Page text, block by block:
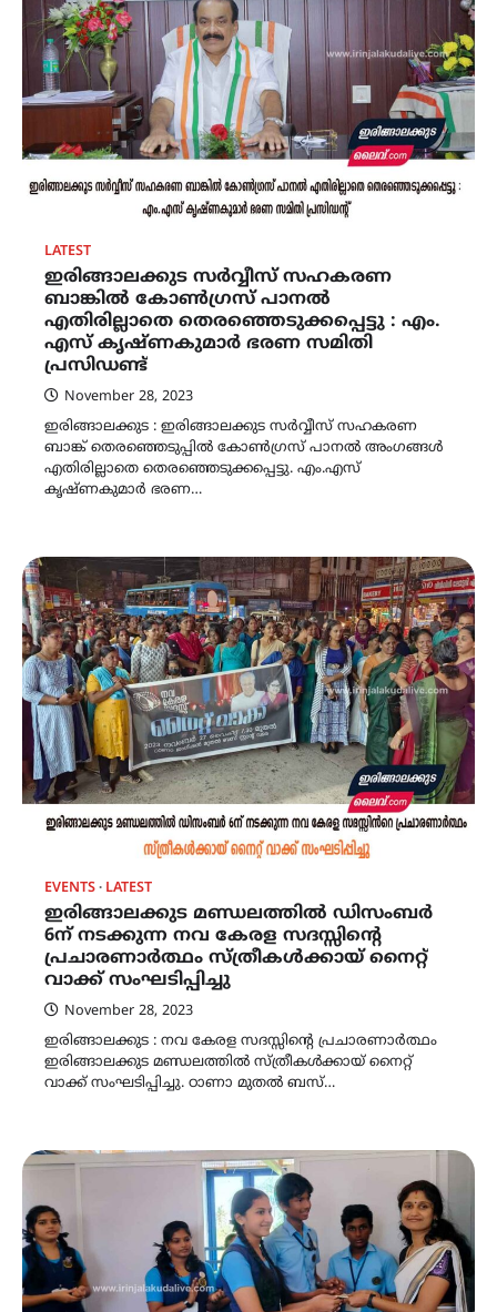
LATEST
ഇരിങ്ങാലക്കുട സര്‍വ്വീസ് സഹകരണ
ബാങ്കിൽ കോണ്‍ഗ്രസ് പാനല്‍
എതിരില്ലാതെ തെരഞ്ഞെടുക്കപ്പെട്ടു : എം.
എസ് കൃഷ്ണകുമാര്‍ ഭരണ സമിതി
പ്രസിഡണ്ട്
November 28, 2023
ഇരിങ്ങാലക്കുട : ഇരിങ്ങാലക്കുട സര്‍വ്വീസ് സഹകരണ
ബാങ്ക് തെരഞ്ഞെടുപ്പില്‍ കോണ്‍ഗ്രസ് പാനല്‍ അംഗങ്ങള്‍
എതിരില്ലാതെ തെരഞ്ഞെടുക്കപ്പെട്ടു. എം.എസ്
കൃഷ്ണകുമാര്‍ ഭരണ…
EVENTS LATEST
ഇരിങ്ങാലക്കുട മണ്ഡലത്തിൽ ഡിസംബർ
6ന് നടക്കുന്ന നവ കേരള സദസ്സിന്‍റെ
പ്രചാരണാർത്ഥം സ്ത്രീകൾക്കായ് നൈറ്റ്
വാക്ക് സംഘടിപ്പിച്ചു
November 28, 2023
ഇരിങ്ങാലക്കുട : നവ കേരള സദസ്സിന്‍റെ പ്രചാരണാർത്ഥം
ഇരിങ്ങാലക്കുട മണ്ഡലത്തിൽ സ്ത്രീകൾക്കായ് നൈറ്റ്
വാക്ക് സംഘടിപ്പിച്ചു. ഠാണാ മുതൽ ബസ്…